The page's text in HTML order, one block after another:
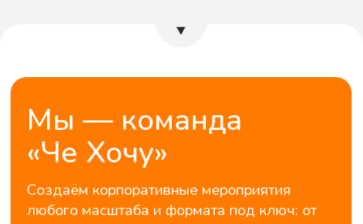
Наша специализация — превращать
обычные корпоративные активности в